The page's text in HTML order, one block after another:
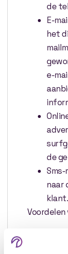
de
E-
het
e-
de
naar
klant.